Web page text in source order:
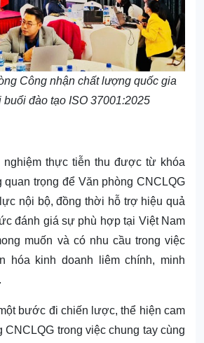
Công nhận chất lượng quốc gia
buổi đào tạo ISO 37001:2025
nghiệm thực tiễn thu được từ khóa
quan trọng để Văn phòng CNCLQG
nội bộ, đồng thời hỗ trợ hiệu quả
đánh giá sự phù hợp tại Việt Nam
muốn và có nhu cầu trong việc
hóa kinh doanh liêm chính, minh
bước đi chiến lược, thể hiện cam
CNCLQG trong việc chung tay cùng